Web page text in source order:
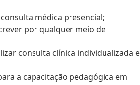
médica presencial;
por qualquer meio de
consulta clínica individualizada e
a capacitação pedagógica em